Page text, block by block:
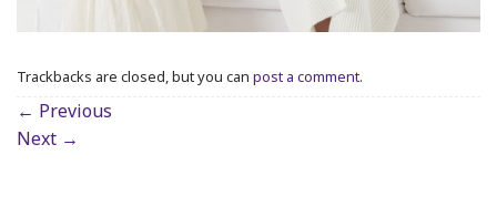
Trackbacks are closed, but you can post a comment.
← Previous
Next →